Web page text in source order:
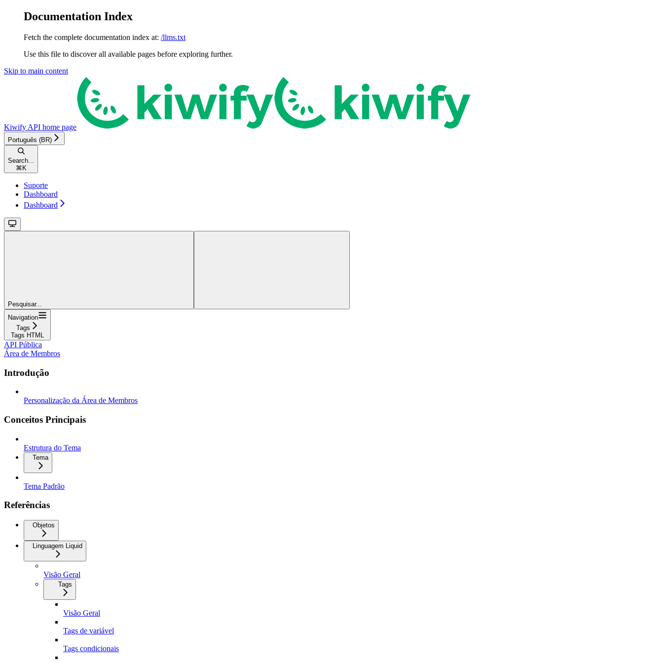
Documentation Index
Fetch the complete documentation index at: /llms.txt
Use this file to discover all available pages before exploring further.
Skip to main content
Kiwify API home page
Português (BR)
Search...
⌘ K
Suporte
Dashboard
Dashboard
Pesquisar...
Navigation
Tags
Tags HTML
API Pública
Área de Membros
Introdução
Personalização da Área de Membros
Conceitos Principais
Estrutura do Tema
Tema
Tema Padrão
Referências
Objetos
Linguagem Liquid
Visão Geral
Tags
Visão Geral
Tags de variável
Tags condicionais